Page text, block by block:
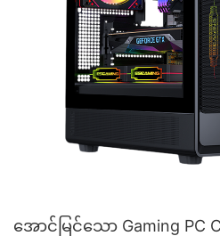
အောင်မြင်သော Gaming PC